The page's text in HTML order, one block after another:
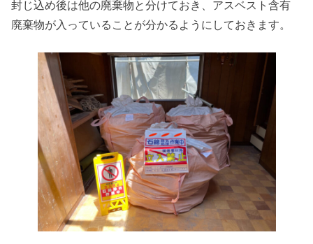
封じ込め後は他の廃棄物と分けておき、アスベスト含有
廃棄物が入っていることが分かるようにしておきます。